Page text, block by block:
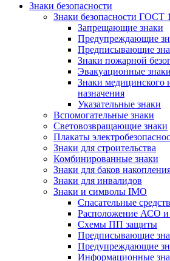
Знаки безопасности
Знаки безопасности ГОСТ
Запрещающие знаки
Предупреждающие
Предписывающие
Знаки пожарной
Эвакуационные знаки
Знаки медицинского
назначения
Указательные знаки
Вспомогательные знаки
Световозвращающие знаки
Плакаты
Знаки для строительства
Комбинированные знаки
Знаки для баков
Знаки для инвалидов
Знаки и символы IMO
Спасательные
Расположение АСО
Схемы ПП защиты
Предписывающие
Предупреждающие
Информационные